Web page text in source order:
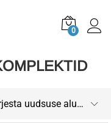
0
Järjesta uudsuse alusel